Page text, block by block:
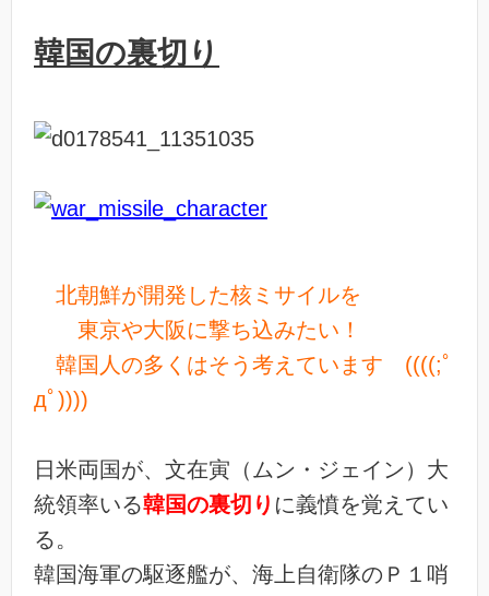
韓国の裏切り
北朝鮮が開発した核ミサイルを
東京や大阪に撃ち込みたい！
韓国人の多くはそう考えています ((((;ﾟ
дﾟ))))
日米両国が、文在寅（ムン・ジェイン）大
統領率いる韓国の裏切り に義憤を覚えてい
る。
韓国海軍の駆逐艦が、海上自衛隊のＰ１哨